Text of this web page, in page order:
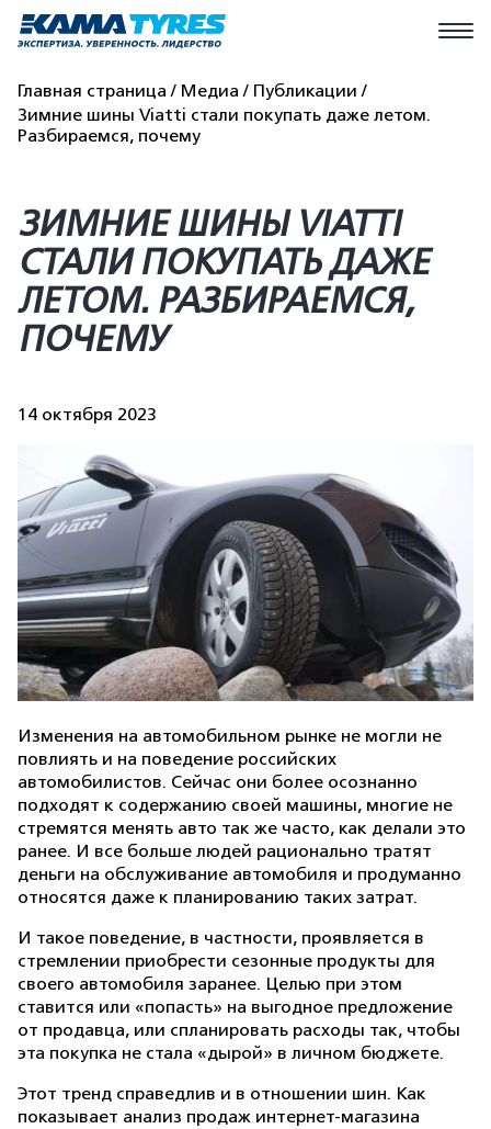
Главная страница Медиа
Публикации
Зимние шины Viatti стали покупать даже летом.
Разбираемся, почему
ЗИМНИЕ ШИНЫ VIATTI
СТАЛИ ПОКУПАТЬ ДАЖЕ
ЛЕТОМ. РАЗБИРАЕМСЯ,
ПОЧЕМУ
14 октября 2023
Изменения на автомобильном рынке не могли не
повлиять и на поведение российских
автомобилистов. Сейчас они более осознанно
подходят к содержанию своей машины, многие не
стремятся менять авто так же часто, как делали это
ранее. И все больше людей рационально тратят
деньги на обслуживание автомобиля и продуманно
относятся даже к планированию таких затрат.
И такое поведение, в частности, проявляется в
стремлении приобрести сезонные продукты для
своего автомобиля заранее. Целью при этом
ставится или «попасть» на выгодное предложение
от продавца, или спланировать расходы так, чтобы
эта покупка не стала «дырой» в личном бюджете.
Этот тренд справедлив и в отношении шин. Как
показывает анализ продаж интернет-магазина